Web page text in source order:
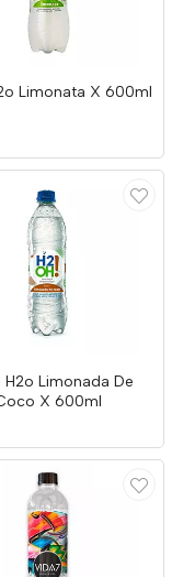
Limonata X 600ml
H2o Limonada De
X 600ml